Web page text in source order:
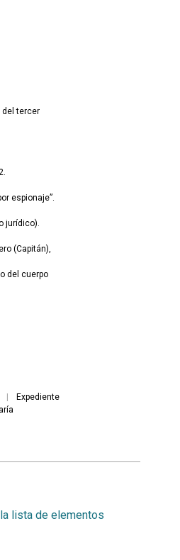
del tercer
espionaje”.
jurídico).
(Capitán),
del cuerpo
Expediente
lista de elementos